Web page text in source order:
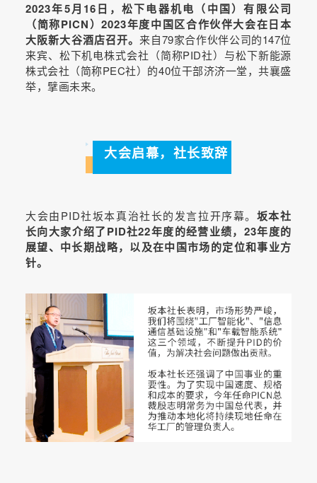
2023年5月16日，松下电器机电（中国）有限公司
（简称PICN）2023年度中国区合作伙伴大会在日本
大阪新大谷酒店召开。来自79家合作伙伴公司的147位
来宾、松下机电株式会社（简称PID社）与松下新能源
株式会社（简称PEC社）的40位干部济济一堂，共襄盛
举，擘画未来。
大会启幕，社长致辞
大会由PID社坂本真治社长的发言拉开序幕。 坂本社
长向大家介绍了PID社22年度的经营业绩，23年度的
展望、中长期战略，以及在中国市场的定位和事业方
针。